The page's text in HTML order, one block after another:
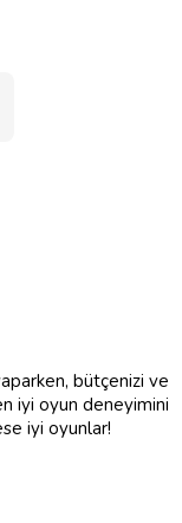
bütçenizi ve
iyi oyun deneyimini
iyi oyunlar!